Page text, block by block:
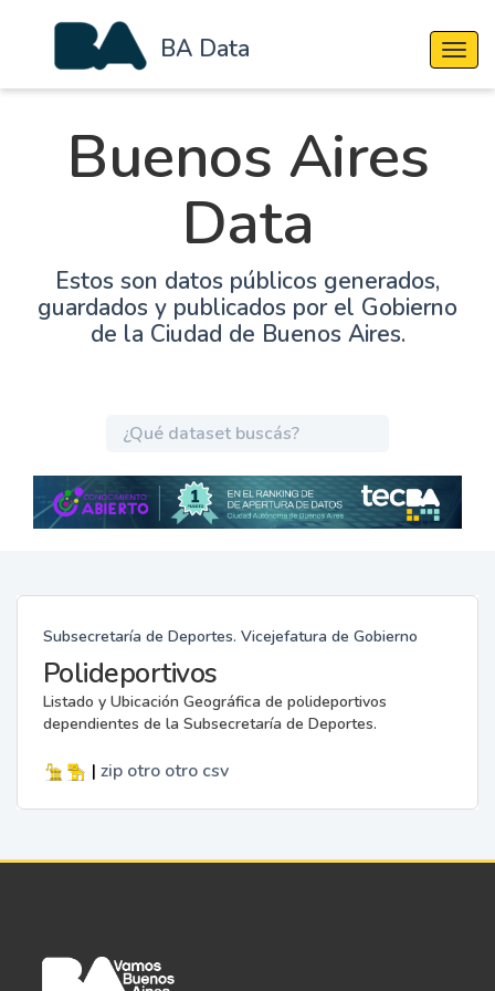
BA Data
Buenos Aires
Data
Estos son datos públicos generados,
guardados y publicados por el Gobierno
de la Ciudad de Buenos Aires.
Subsecretaría de Deportes. Vicejefatura de Gobierno
Polideportivos
Listado y Ubicación Geográfica de polideportivos
dependientes de la Subsecretaría de Deportes.
| zip otro otro csv